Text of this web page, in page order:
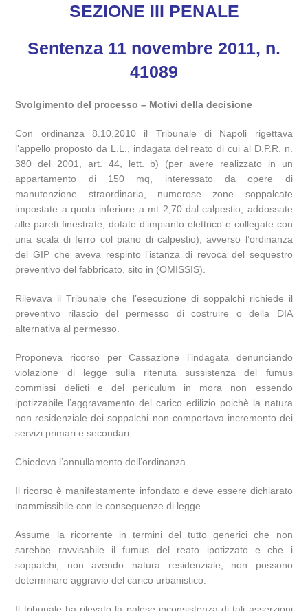
SEZIONE III PENALE
Sentenza 11 novembre 2011, n.
41089
Svolgimento del processo – Motivi della decisione
Con ordinanza 8.10.2010 il Tribunale di Napoli rigettava
l’appello proposto da L.L., indagata del reato di cui al D.P.R. n.
380 del 2001, art. 44, lett. b) (per avere realizzato in un
appartamento di 150 mq, interessato da opere di
manutenzione straordinaria, numerose zone soppalcate
impostate a quota inferiore a mt 2,70 dal calpestio, addossate
alle pareti finestrate, dotate d’impianto elettrico e collegate con
una scala di ferro col piano di calpestio), avverso l’ordinanza
del GIP che aveva respinto l’istanza di revoca del sequestro
preventivo del fabbricato, sito in (OMISSIS).
Rilevava il Tribunale che l’esecuzione di soppalchi richiede il
preventivo rilascio del permesso di costruire o della DIA
alternativa al permesso.
Proponeva ricorso per Cassazione l’indagata denunciando
violazione di legge sulla ritenuta sussistenza del fumus
commissi delicti e del periculum in mora non essendo
ipotizzabile l’aggravamento del carico edilizio poichè la natura
non residenziale dei soppalchi non comportava incremento dei
servizi primari e secondari.
Chiedeva l’annullamento dell’ordinanza.
Il ricorso è manifestamente infondato e deve essere dichiarato
inammissibile con le conseguenze di legge.
Assume la ricorrente in termini del tutto generici che non
sarebbe ravvisabile il fumus del reato ipotizzato e che i
soppalchi, non avendo natura residenziale, non possono
determinare aggravio del carico urbanistico.